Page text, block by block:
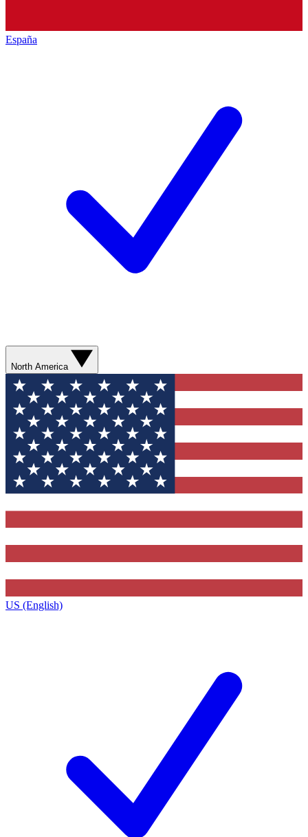
España
North America
US (English)